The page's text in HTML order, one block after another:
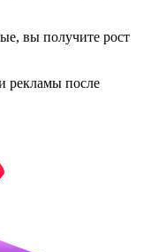
вы получите рост
рекламы после